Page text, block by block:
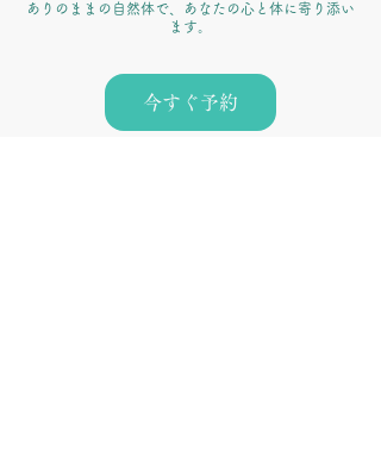
ありのままの自然体で、あなたの心と体に寄り添い
ます。
今すぐ予約